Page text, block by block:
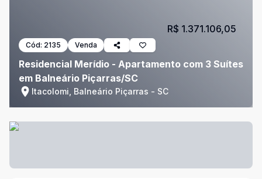
Cód: 2135 Venda
Residencial Merídio - Apartamento com 3 Suítes
em Balneário Piçarras/SC
Itacolomi, Balneário Piçarras - SC
R$ 1.371.106,05